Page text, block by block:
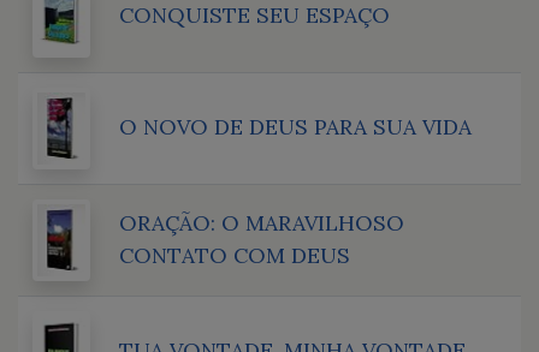
CONQUISTE SEU ESPAÇO
O NOVO DE DEUS PARA SUA VIDA
ORAÇÃO: O MARAVILHOSO
CONTATO COM DEUS